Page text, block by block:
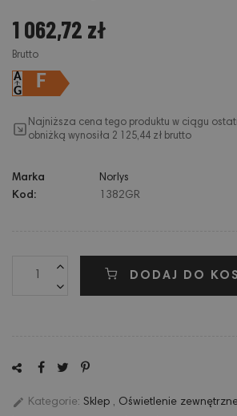
1 062,72 zł
Brutto
F
Najniższa cena tego produktu w ciągu
obniżką wynosiła 2 125,44 zł brutto
Marka
Norlys
Kod:
1382GR
DODAJ DO
edit Kategorie: Sklep , Oświetlenie